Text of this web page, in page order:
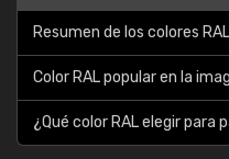
Resumen de los colores
Color RAL popular en la
¿Qué color RAL elegir para